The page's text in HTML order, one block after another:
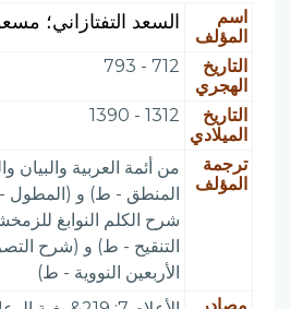
اسم
المؤلف
السعد التفتازاني؛
التاريخ
الهجري
712 - 793
التاريخ
الميلادي
1312 - 1390
ترجمة
المؤلف
من أئمة العربية
المنطق - ط) و (المطول -
شرح الكلم النوابغ
التنقيح - ط) و (شرح
الأربعين النووية - ط)